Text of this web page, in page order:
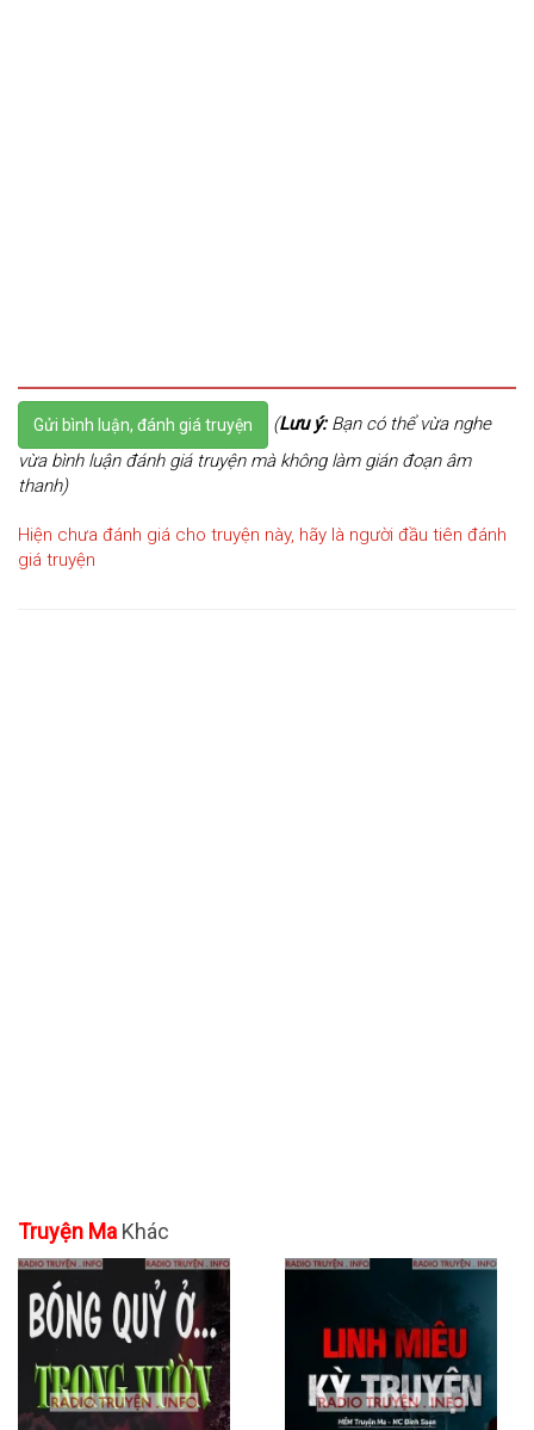
Gửi bình luận, đánh giá truyện (Lưu ý:Bạn có thể vừa nghe
vừa bình luận đánh giá truyện mà không làm gián đoạn âm
thanh)
Hiện chưa đánh giá cho truyện này, hãy là người đầu tiên đánh
giá truyện
Truyện Ma Khác